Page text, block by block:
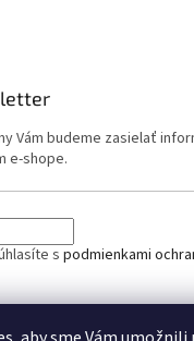
Vám budeme zasielať
e-shope.
s podmienkami